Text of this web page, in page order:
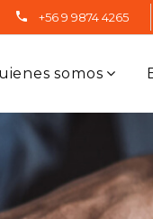
+56 9 9874 4265
somos